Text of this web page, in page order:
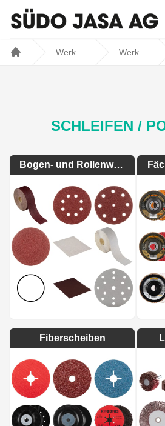
SCHLEIFEN /
Bogen- und Rollenware
Fiberscheiben